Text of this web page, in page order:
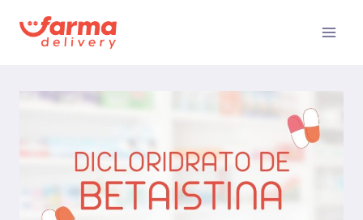
para